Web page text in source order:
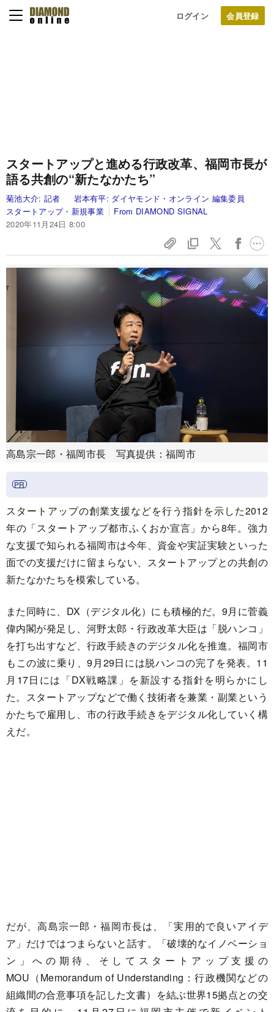
ログイン
スタートアップと進める行政改革、福岡市長が
語る共創の“新たなかたち”
菊池大介: 記者 岩本有平: ダイヤモンド・オンライン 編集委員
スタートアップ・新規事業
From DIAMOND SIGNAL
2020年11月24日 8:00
高島宗一郎・福岡市長 写真提供：福岡市
スタートアップの創業支援などを行う指針を示した2012
年の「スタートアップ都市ふくおか宣言」から8年。強力
な支援で知られる福岡市は今年、資金や実証実験といった
面での支援だけに留まらない、スタートアップとの共創の
新たなかたちを模索している。
また同時に、DX（デジタル化）にも積極的だ。9月に菅義
偉内閣が発足し、河野太郎・行政改革大臣は「脱ハンコ」
を打ち出すなど、行政手続きのデジタル化を推進。福岡市
もこの波に乗り、9月29日には脱ハンコの完了を発表。11
月17日には「DX戦略課」を新設する指針を明らかにし
た。スタートアップなどで働く技術者を兼業・副業という
かたちで雇用し、市の行政手続きをデジタル化していく構
えだ。
だが、高島宗一郎・福岡市長は、「実用的で良いアイデ
ア」だけではつまらないと話す。「破壊的なイノベーショ
ン」への期待、そしてスタートアップ支援の
MOU（Memorandum of Understanding：行政機関などの
組織間の合意事項を記した文書）を結ぶ世界15拠点との交